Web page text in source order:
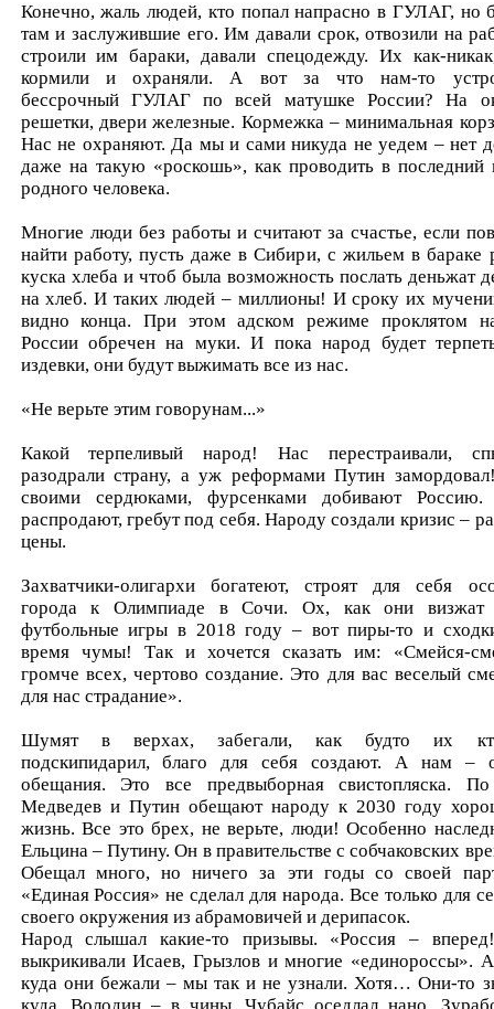
Конечно, жаль людей, кто попал напрасно в ГУЛАГ, но
там и заслужившие его. Им давали срок, отвозили на
строили им бараки, давали спецодежду. Их как-
кормили и охраняли. А вот за что нам-то
бессрочный ГУЛАГ по всей матушке России? На
решетки, двери железные. Кормежка – минимальная
Нас не охраняют. Да мы и сами никуда не уедем – нет
даже на такую «роскошь», как проводить в последний
родного человека.
Многие люди без работы и считают за счастье, если
найти работу, пусть даже в Сибири, с жильем в бараке
куска хлеба и чтоб была возможность послать деньжат
на хлеб. И таких людей – миллионы! И сроку их
видно конца. При этом адском режиме проклятом
России обречен на муки. И пока народ будет
издевки, они будут выжимать все из нас.
«Не верьте этим говорунам...»
Какой терпеливый народ! Нас перестраивали,
разодрали страну, а уж реформами Путин
своими сердюками, фурсенками добивают Россию.
распродают, гребут под себя. Народу создали кризис –
цены.
Захватчики-олигархи богатеют, строят для себя
города к Олимпиаде в Сочи. Ох, как они визжат
футбольные игры в 2018 году – вот пиры-то и
время чумы! Так и хочется сказать им: «Смейся-
громче всех, чертово создание. Это для вас веселый
для нас страдание».
Шумят в верхах, забегали, как будто их
подскипидарил, благо для себя создают. А нам –
обещания. Это все предвыборная свистопляска.
Медведев и Путин обещают народу к 2030 году
жизнь. Все это брех, не верьте, люди! Особенно
Ельцина – Путину. Он в правительстве с собчаковских
Обещал много, но ничего за эти годы со своей
«Единая Россия» не сделал для народа. Все только для
своего окружения из абрамовичей и дерипасок.
Народ слышал какие-то призывы. «Россия –
выкрикивали Исаев, Грызлов и многие «единороссы».
куда они бежали – мы так и не узнали. Хотя… Они-то